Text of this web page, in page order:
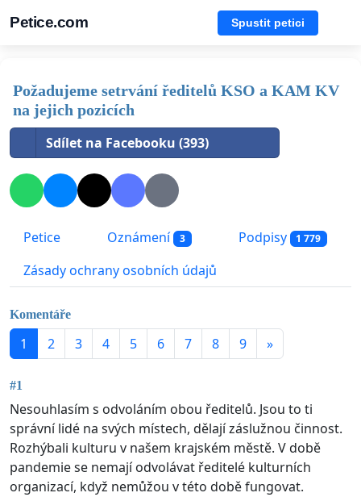
Petice.com Spustit petici
Požadujeme setrvání ředitelů KSO a KAM KV
na jejich pozicích
Sdílet na Facebooku (393)
Petice Oznámení 3 Podpisy 1 779
Zásady ochrany osobních údajů
Komentáře
1 2 3 4 5 6 7 8 9 »
#1
Nesouhlasím s odvoláním obou ředitelů. Jsou to ti
správní lidé na svých místech, dělají záslužnou činnost.
Rozhýbali kulturu v našem krajském městě. V době
pandemie se nemají odvolávat ředitelé kulturních
organizací, když nemůžou v této době fungovat.